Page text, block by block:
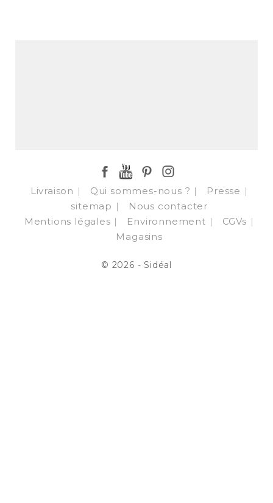
Facebook
YouTubePinterest
Livraison
Qui sommes-nous ?
Presse
sitemap
Nous contacter
Mentions légales
Environnement
CGVs
Magasins
© 2026 - Sidéal